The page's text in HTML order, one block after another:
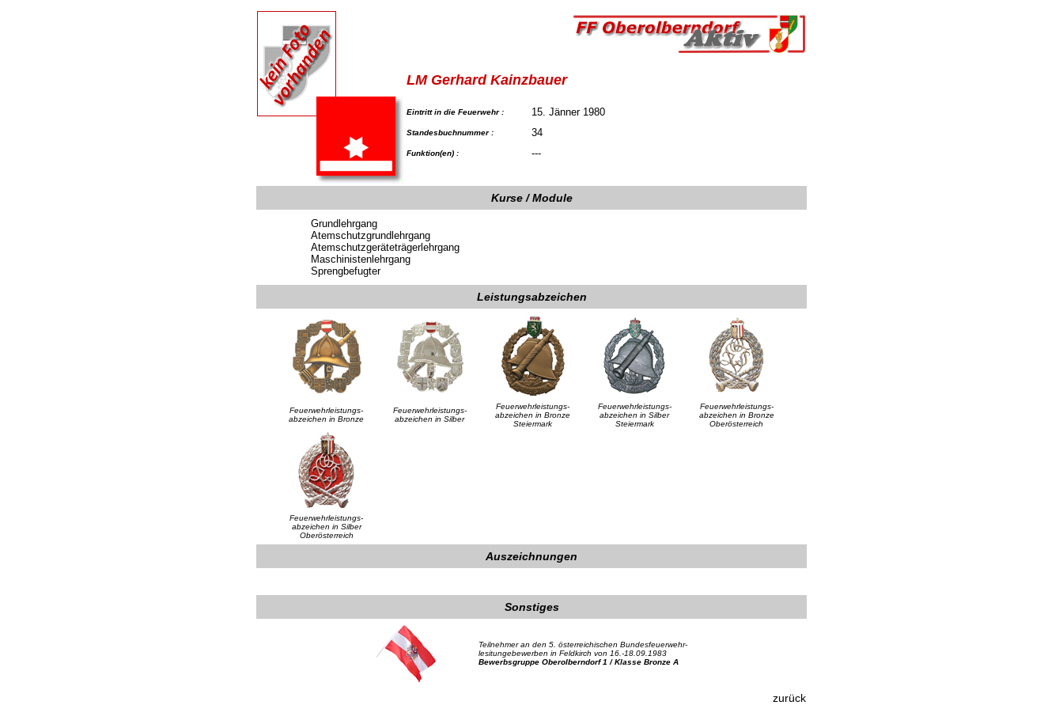
LM Gerhard Kainzbauer
Eintritt in die Feuerwehr : 15. Jänner 1980
Standesbuchnummer : 34
Funktion(en) : ---
Kurse / Module
Grundlehrgang
Atemschutzgrundlehrgang
Atemschutzgeräteträgerlehrgang
Maschinistenlehrgang
Sprengbefugter
Leistungsabzeichen
Feuerwehrleistungs-
abzeichen in Bronze
Feuerwehrleistungs-
abzeichen in Silber
Feuerwehrleistungs-
abzeichen in Bronze
Steiermark
Feuerwehrleistungs-
abzeichen in Silber
Steiermark
Feuerwehrleistungs-
abzeichen in Bronze
Oberösterreich
Feuerwehrleistungs-
abzeichen in Silber
Oberösterreich
Auszeichnungen
Sonstiges
Teilnehmer an den 5. österreichischen Bundesfeuerwehr-
lesitungebewerben in Feldkirch von 16.-18.09.1983
Bewerbsgruppe Oberolberndorf 1 / Klasse Bronze A
zurück